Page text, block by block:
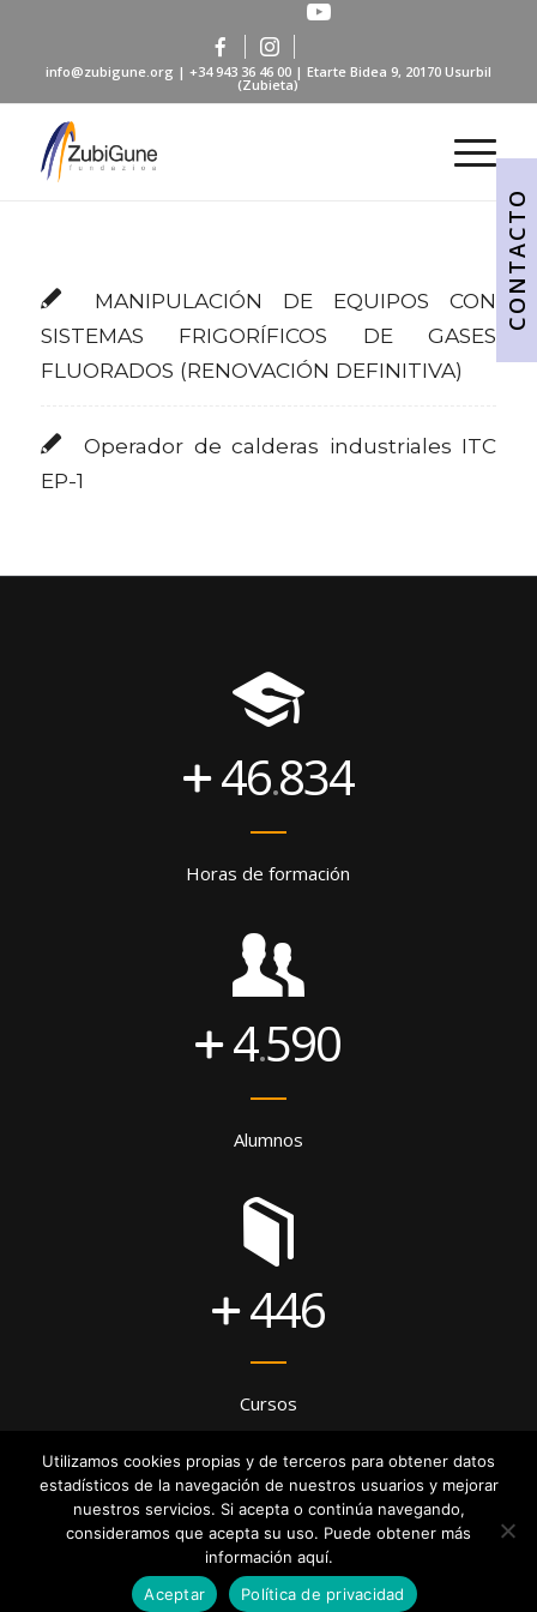
info@zubigune.org | +34 943 36 46 00 | Etarte Bidea 9, 20170 Usurbil
(Zubieta)
MANIPULACIÓN DE EQUIPOS CON
SISTEMAS FRIGORÍFICOS DE GASES
FLUORADOS (RENOVACIÓN DEFINITIVA)
Operador de calderas industriales ITC
EP-1
46.834
Horas de formación
4.590
Alumnos
446
Cursos
© Copyright - Zubigune |Diseño Página Web
Política de privacidad
CONTACTO
Utilizamos cookies propias y de terceros para obtener datos
estadísticos de la navegación de nuestros usuarios y mejorar
nuestros servicios. Si acepta o continúa navegando,
consideramos que acepta su uso. Puede obtener más
información aquí.
Aceptar
Política de privacidad